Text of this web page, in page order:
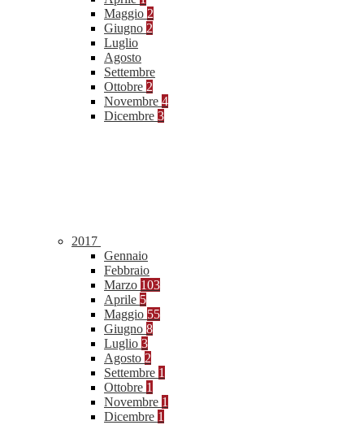
Maggio 2
Giugno 2
Luglio
Agosto
Settembre
Ottobre 2
Novembre 4
Dicembre 3
2017
Gennaio
Febbraio
Marzo 103
Aprile 5
Maggio 55
Giugno 8
Luglio 3
Agosto 2
Settembre 1
Ottobre 1
Novembre 1
Dicembre 1